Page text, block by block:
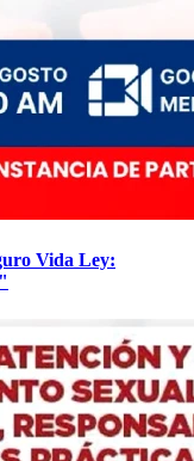
Vida Ley: